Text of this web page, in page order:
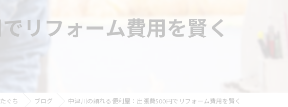
内装
リフォーム費用を賢く
ぐち ブログ 中津川の頼れる便利屋：出張費500円でリフォーム費用を賢く